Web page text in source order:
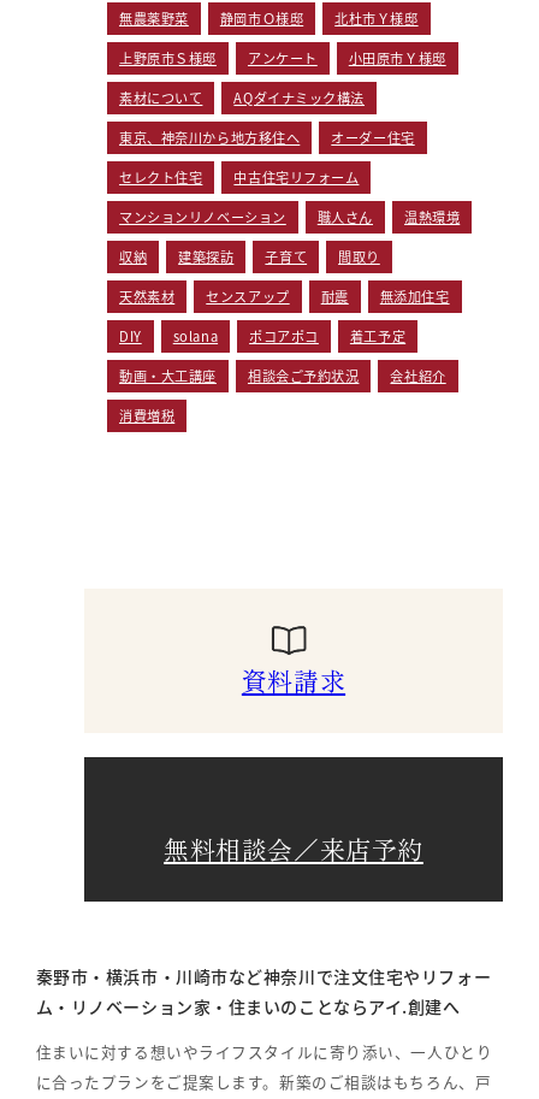
無農薬野菜 静岡市Ｏ様邸 北杜市Ｙ様邸
上野原市Ｓ様邸 アンケート 小田原市Ｙ様邸
素材について AQダイナミック構法
東京、神奈川から地方移住へ オーダー住宅
セレクト住宅 中古住宅リフォーム
マンションリノベーション 職人さん 温熱環境
収納 建築探訪 子育て 間取り
天然素材 センスアップ 耐震 無添加住宅
DIY solana ポコアポコ 着工予定
動画・大工講座 相談会ご予約状況 会社紹介
消費増税
資料請求
無料相談会／来店予約
秦野市・横浜市・川崎市など神奈川で注文住宅やリフォー
ム・リノベーション家・住まいのことならアイ.創建へ
住まいに対する想いやライフスタイルに寄り添い、一人ひとり
に合ったプランをご提案します。新築のご相談はもちろん、戸